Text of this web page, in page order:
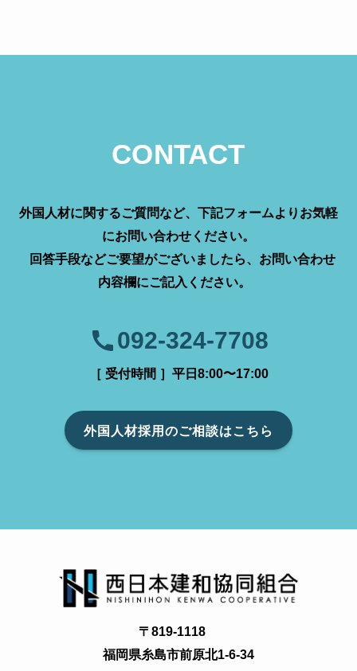
CONTACT
外国人材に関するご質問など、下記フォームよりお気軽
にお問い合わせください。
回答手段などご要望がございましたら、お問い合わせ
内容欄にご記入ください。
092-324-7708
［ 受付時間 ］平日8:00〜17:00
外国人材採用のご相談はこちら
〒819-1118
福岡県糸島市前原北1-6-34